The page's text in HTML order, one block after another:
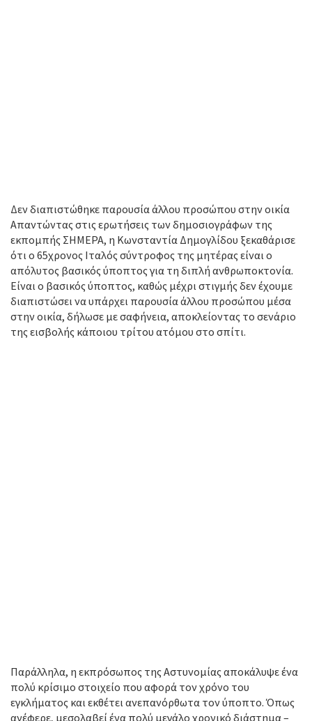
Δεν διαπιστώθηκε παρουσία άλλου προσώπου στην οικία
Απαντώντας στις ερωτήσεις των δημοσιογράφων της
εκπομπής ΣΗΜΕΡΑ, η Κωνσταντία Δημογλίδου ξεκαθάρισε
ότι ο 65χρονος Ιταλός σύντροφος της μητέρας είναι ο
απόλυτος βασικός ύποπτος για τη διπλή ανθρωποκτονία.
Είναι ο βασικός ύποπτος, καθώς μέχρι στιγμής δεν έχουμε
διαπιστώσει να υπάρχει παρουσία άλλου προσώπου μέσα
στην οικία, δήλωσε με σαφήνεια, αποκλείοντας το σενάριο
της εισβολής κάποιου τρίτου ατόμου στο σπίτι.
Παράλληλα, η εκπρόσωπος της Αστυνομίας αποκάλυψε ένα
πολύ κρίσιμο στοιχείο που αφορά τον χρόνο του
εγκλήματος και εκθέτει ανεπανόρθωτα τον ύποπτο. Όπως
ανέφερε, μεσολαβεί ένα πολύ μεγάλο χρονικό διάστημα –